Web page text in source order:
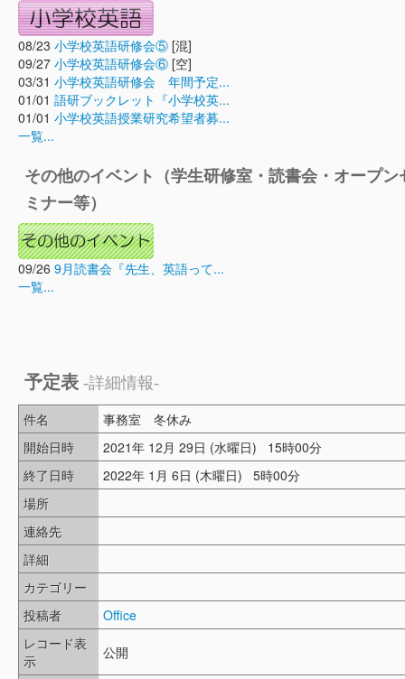
08/23 小学校英語研修会⑤ [混]
09/27 小学校英語研修会⑥ [空]
03/31 小学校英語研修会 年間予定...
01/01 語研ブックレット『小学校英...
01/01 小学校英語授業研究希望者募...
一覧...
その他のイベント（学生研修室・読書会・オープン
ミナー等）
09/26 9月読書会『先生、英語って...
一覧...
予定表 -詳細情報-
件名
事務室 冬休み
開始日時
2021年 12月 29日 (水曜日) 15時00分
終了日時
2022年 1月 6日 (木曜日) 5時00分
場所
連絡先
詳細
カテゴリー
投稿者
Office
レコード表
示
公開